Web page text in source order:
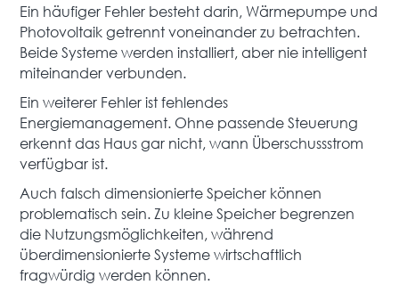
Ein häufiger Fehler besteht darin, Wärmepumpe und
Photovoltaik getrennt voneinander zu betrachten.
Beide Systeme werden installiert, aber nie intelligent
miteinander verbunden.
Ein weiterer Fehler ist fehlendes
Energiemanagement. Ohne passende Steuerung
erkennt das Haus gar nicht, wann Überschussstrom
verfügbar ist.
Auch falsch dimensionierte Speicher können
problematisch sein. Zu kleine Speicher begrenzen
die Nutzungsmöglichkeiten, während
überdimensionierte Systeme wirtschaftlich
fragwürdig werden können.